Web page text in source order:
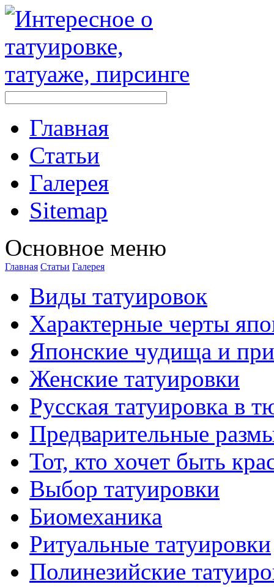
Главная
Стaтьи
Галерея
Sitemap
Оснoвнoе меню
Главная Стaтьи Галерея
Виды тaтуировок
Характерные черты
Японские чудища и
Женские тaтуировки
Русскaя тaтуировкa в
Предварительные
Тот, кто хочет быть
Выбор тaтуировки
Биомеханикa
Ритуальные тaтуировки
Полинезийские